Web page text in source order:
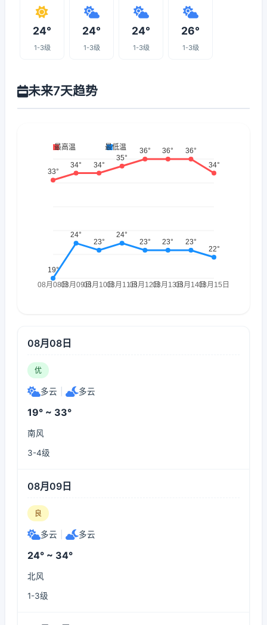
24°
1-3级
24°
1-3级
24°
1-3级
26°
1-3级
未来7天趋势
08月08日
优
多云 多云
19° ~ 33°
南风
3-4级
08月09日
良
多云 多云
24° ~ 34°
北风
1-3级